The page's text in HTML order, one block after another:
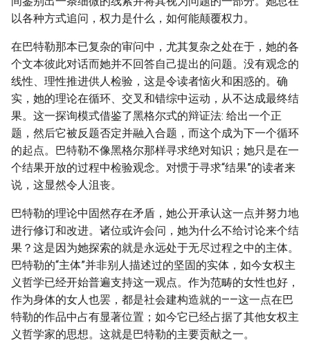
以各种方式追问，权力是什么，如何能颠覆权力。
在巴特勒那本已复杂的审问中，尤其复杂之处在于，她的各
个文本彼此对话而她并不回答自己提出的问题。没有观念的
线性、理性推进供人检验，这是令读者恼火和困惑的。确
实，她的理论在循环、交叉和错综中运动，从不达成最终结
果。这一探询模式借鉴了黑格尔式的辩证法: 给出一个正
题，然后它被反题否定并融入合题，而这个成为下一个循环
的起点。巴特勒不像黑格尔那样寻求绝对知识；她只是在一
个结果开放的过程中检验观念。对惯于寻求“结果”的读者来
说，这显然令人沮丧。
巴特勒的理论中固然存在矛盾，她公开承认这一点并努力地
进行修订和改进。诸位或许会问，她为什么不给讨论来个结
果？这是因为她探索的就是永远处于无尽过程之中的主体。
巴特勒的“主体”并非别人描述过的坚固的实体，如今女权主
义哲学已经开始普遍支持这一观点。作为范畴的女性也好，
作为身体的女人也罢，都是社会建构造就的——这一点在巴
特勒的作品中占有显著位置；如今它已经占据了其他女权主
义哲学家的思想。这就是巴特勒的主要贡献之一。